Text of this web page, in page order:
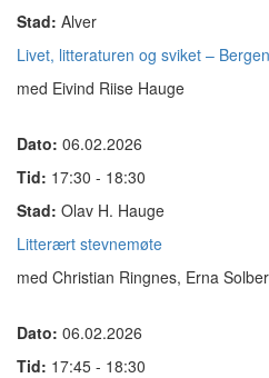
Stad: Alver
Livet, litteraturen og sviket –
med Eivind Riise Hauge
Dato: 06.02.2026
Tid: 17:30 - 18:30
Stad: Olav H. Hauge
Litterært stevnemøte
med Christian Ringnes, Erna
Dato: 06.02.2026
Tid: 17:45 - 18:30